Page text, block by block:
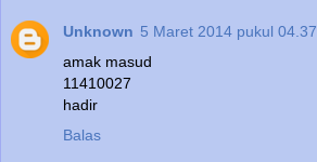
Unknown 5 Maret 2014 pukul 04.37
amak masud
11410027
hadir
Balas